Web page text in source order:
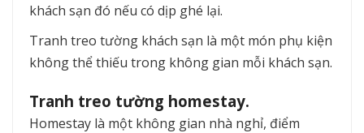
khách sạn đó nếu có dịp ghé lại.
Tranh treo tường khách sạn là một món phụ kiện
không thể thiếu trong không gian mỗi khách sạn.
Tranh treo tường homestay.
Homestay là một không gian nhà nghỉ, điểm